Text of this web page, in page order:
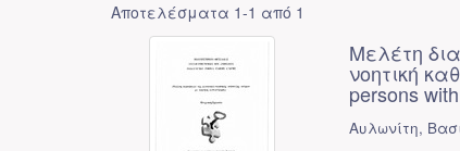
Αποτελέσματα 1-1 από 1
Μελέτη
νοητική
persons
Αυλωνίτη,